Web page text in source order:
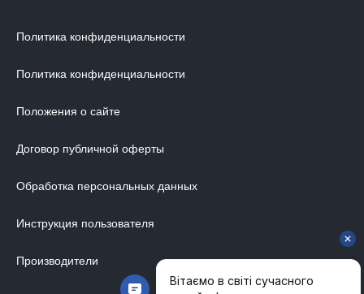
МЕБЕЛЬ В ДЕТСКУЮ
ОБОИ ДЛЯ СТЕН
СТЕНОВЫЕ ПАНЕЛИ
МЕБЕЛЬ ДЛЯ ОФИСА
Политика конфиденциальности
Политика конфиденциальности
Положения о сайте
Договор публичной оферты
Обработка персональных данных
Инструкция пользователя
Производители